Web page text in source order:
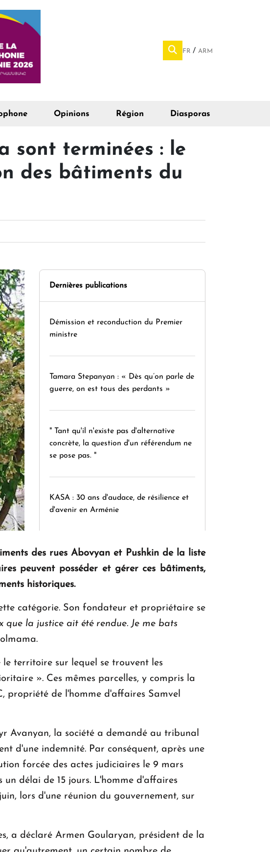
FR ARM
Opinions Région Diasporas
sont terminées : le
des bâtiments du
Dernières publications
Démission et reconduction du Premier
ministre
Tamara Stepanyan : « Dès qu’on parle de
guerre, on est tous des perdants »
" Tant qu'il n'existe pas d'alternative
concrète, la question d'un référendum ne
se pose pas. "
KASA : 30 ans d'audace, de résilience et
d'avenir en Arménie
Le premier hôtel Hyatt Regency
d'Arménie ouvrira ses portes à Dilijan
des rues Abovyan et Pushkin de la liste
peuvent posséder et gérer ces bâtiments,
historiques.
catégorie. Son fondateur et propriétaire se
que la justice ait été rendue. Je me bats
territoire sur lequel se trouvent les
». Ces mêmes parcelles, y compris la
propriété de l'homme d'affaires Samvel
Avanyan, la société a demandé au tribunal
d'une indemnité. Par conséquent, après une
forcée des actes judiciaires le 9 mars
délai de 15 jours. L'homme d'affaires
lors d'une réunion du gouvernement, sur
a déclaré Armen Goularyan, président de la